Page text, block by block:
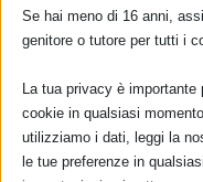
CALENDARIO
Non ci sono eventi
Se hai meno di 16 anni,
genitore o tutore per tutti i
La tua privacy è importante
cookie in qualsiasi
utilizziamo i dati, leggi la
le tue preferenze in